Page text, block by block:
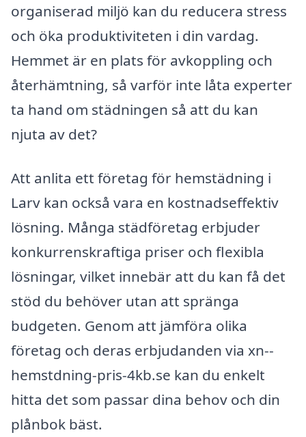
organiserad miljö kan du reducera stress
och öka produktiviteten i din vardag.
Hemmet är en plats för avkoppling och
återhämtning, så varför inte låta experter
ta hand om städningen så att du kan
njuta av det?
Att anlita ett företag för hemstädning i
Larv kan också vara en kostnadseffektiv
lösning. Många städföretag erbjuder
konkurrenskraftiga priser och flexibla
lösningar, vilket innebär att du kan få det
stöd du behöver utan att spränga
budgeten. Genom att jämföra olika
företag och deras erbjudanden via xn--
hemstdning-pris-4kb.se kan du enkelt
hitta det som passar dina behov och din
plånbok bäst.